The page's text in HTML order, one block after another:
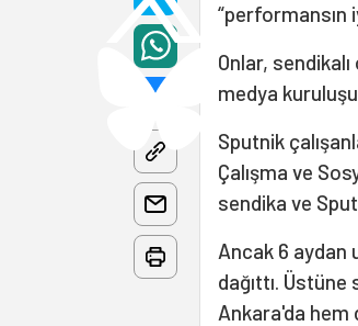
“performansın
Onlar,
medya
Sputnik
Çalışma ve
sendika ve
Ancak 6 aydan
dağıttı.
Ankara'da hem